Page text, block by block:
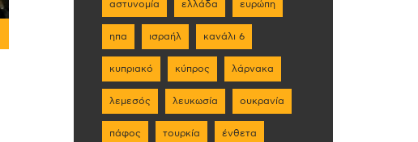
αστυνομία ελλάδα ευρώπη
ηπα ισραήλ κανάλι 6
κυπριακό κύπρος λάρνακα
λεμεσός λευκωσία ουκρανία
πάφος τουρκία ένθετα